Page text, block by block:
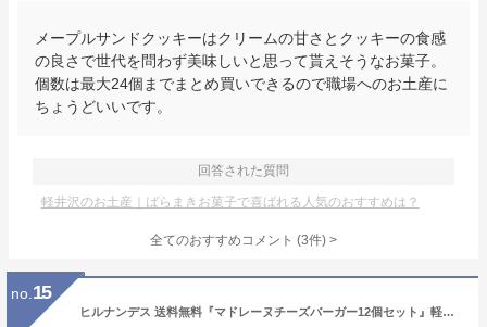
メープルサンドクッキーはクリームの甘さとクッキーの食感
の良さで世代を問わず美味しいと思って貰えそうなお菓子。
個数は最大24個までまとめ買いできるので職場へのお土産に
ちょうどいいです。
回答された質問
軽井沢のお土産｜ばらまきお菓子で喜ばれる人気のおすすめは？
全てのおすすめコメント (3件) >
no. 15
ヒルナンデス 送料無料『マドレーヌチーズバーガー12個セット』軽井沢 詰め合わせ 贈り物 焼き菓子 手土産 お祝い 御祝 御礼 内祝 お返し 誕生日 プレゼント ご挨拶 マドレーヌ スイーツ 化粧箱入 バレンタインデー ホワイトデー【ファーマーズギフト】